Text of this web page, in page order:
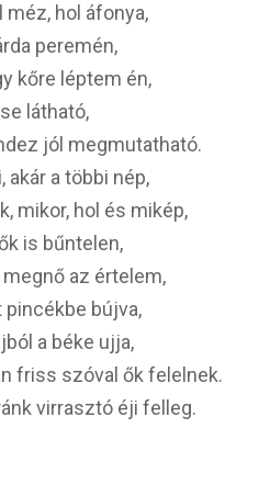
hol áfonya,
peremén,
kőre léptem én,
látható,
jól megmutatható.
a többi nép,
mikor, hol és mikép,
is bűntelen,
az értelem,
bújva,
a béke ujja,
friss szóval ők felelnek.
virrasztó éji felleg.